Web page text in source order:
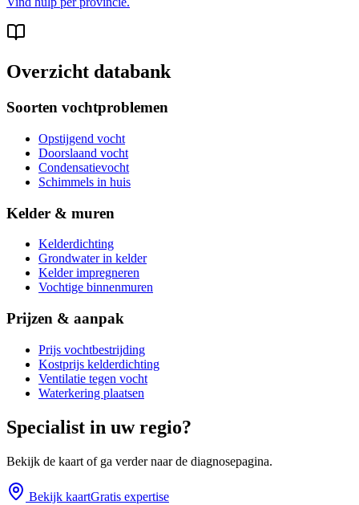
Overzicht databank
Soorten vochtproblemen
Opstijgend vocht
Doorslaand vocht
Condensatievocht
Schimmels in huis
Kelder & muren
Kelderdichting
Grondwater in kelder
Kelder impregneren
Vochtige binnenmuren
Prijzen & aanpak
Prijs vochtbestrijding
Kostprijs kelderdichting
Ventilatie tegen vocht
Waterkering plaatsen
Specialist in uw regio?
Bekijk de kaart of ga verder naar de diagnosepagina.
Bekijk kaartGratis expertise